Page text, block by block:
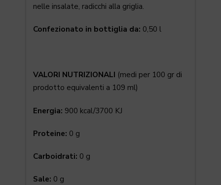
nelle insalate, radicchi alla griglia.
Confezionato in bottiglia da: 0,50 l
VALORI NUTRIZIONALI (medi per 100 gr di
prodotto equivalenti a 109 ml)
Energia: 900 kcal/3700 KJ
Proteine: 0 g
Carboidrati: 0 g
Sale: 0 g